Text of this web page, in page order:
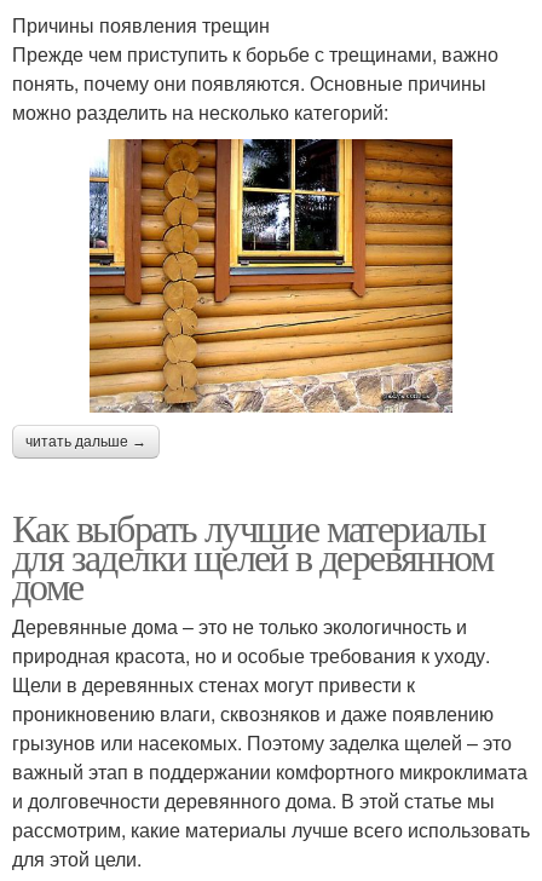
Причины появления трещин
Прежде чем приступить к борьбе с трещинами, важно
понять, почему они появляются. Основные причины
можно разделить на несколько категорий:
читать дальше →
Как выбрать лучшие материалы
для заделки щелей в деревянном
доме
Деревянные дома – это не только экологичность и
природная красота, но и особые требования к уходу.
Щели в деревянных стенах могут привести к
проникновению влаги, сквозняков и даже появлению
грызунов или насекомых. Поэтому заделка щелей – это
важный этап в поддержании комфортного микроклимата
и долговечности деревянного дома. В этой статье мы
рассмотрим, какие материалы лучше всего использовать
для этой цели.